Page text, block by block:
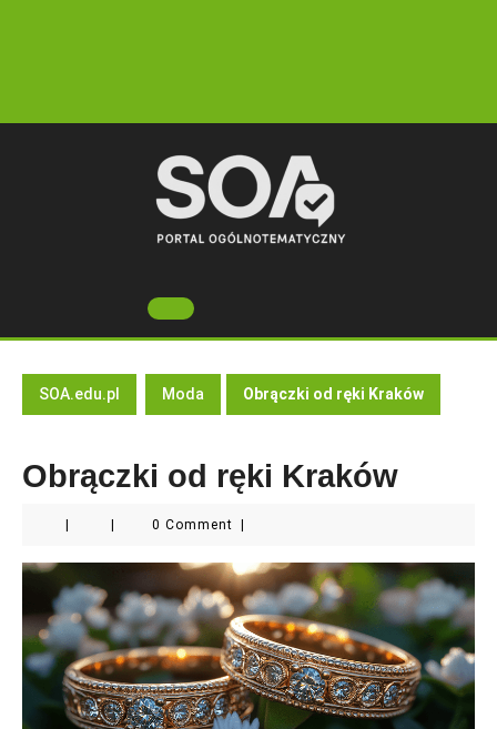
Open
Button
SOA.edu.pl Moda Obrączki od ręki Kraków
Obrączki od ręki Kraków
0 Comment